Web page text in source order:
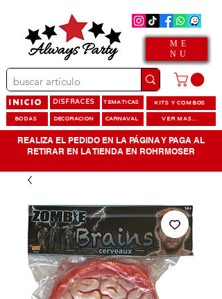
ME
NU
INICIO DISFRACES TEMATICAS KITS Y COMBOS
BODAS DECORACION CARNAVAL VER MAS...
REALIZA EL PEDIDO EN LA PÁGINA Y PAGA AL
RETIRAR EN LA TIENDA EN ROHRMOSER